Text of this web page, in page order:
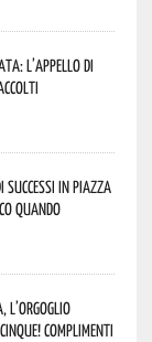
l’appello di
in piazza
quando
l’orgoglio
Complimenti